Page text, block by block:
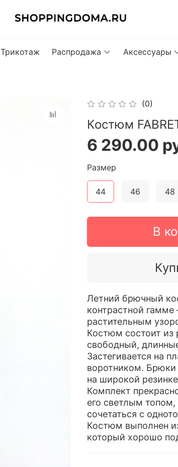
Трикотаж Распродажа Аксессуары
(0)
Костюм
6 290.00
В
Размер
44 46 48
Летний брючный
контрастной
растительным
Костюм состоит
свободный,
Застегивается на
воротником.
на широкой
Комплект
его светлым топом,
сочетаться с
Костюм выполнен
который хорошо